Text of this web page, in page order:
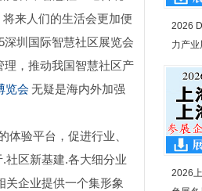
来人们的生活会更加便
圳国际智慧社区展览会
理，推动我国智慧社区产
览会 无疑是海内外加强
验平台，促进行业、
社区新基建.各大细分业
关企业提供一个集形象
2026
力产
2026